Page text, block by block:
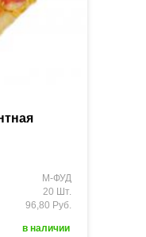
М-ФУД
20 Шт.
96,80 Руб.
в наличии